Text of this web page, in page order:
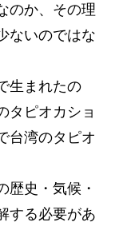
のか、その理
ないのではな
生まれたの
タピオカショ
台湾のタピオ
歴史・気候・
する必要があ